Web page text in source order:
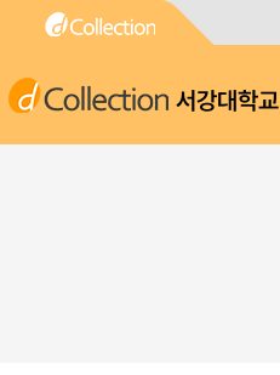
서강대학교